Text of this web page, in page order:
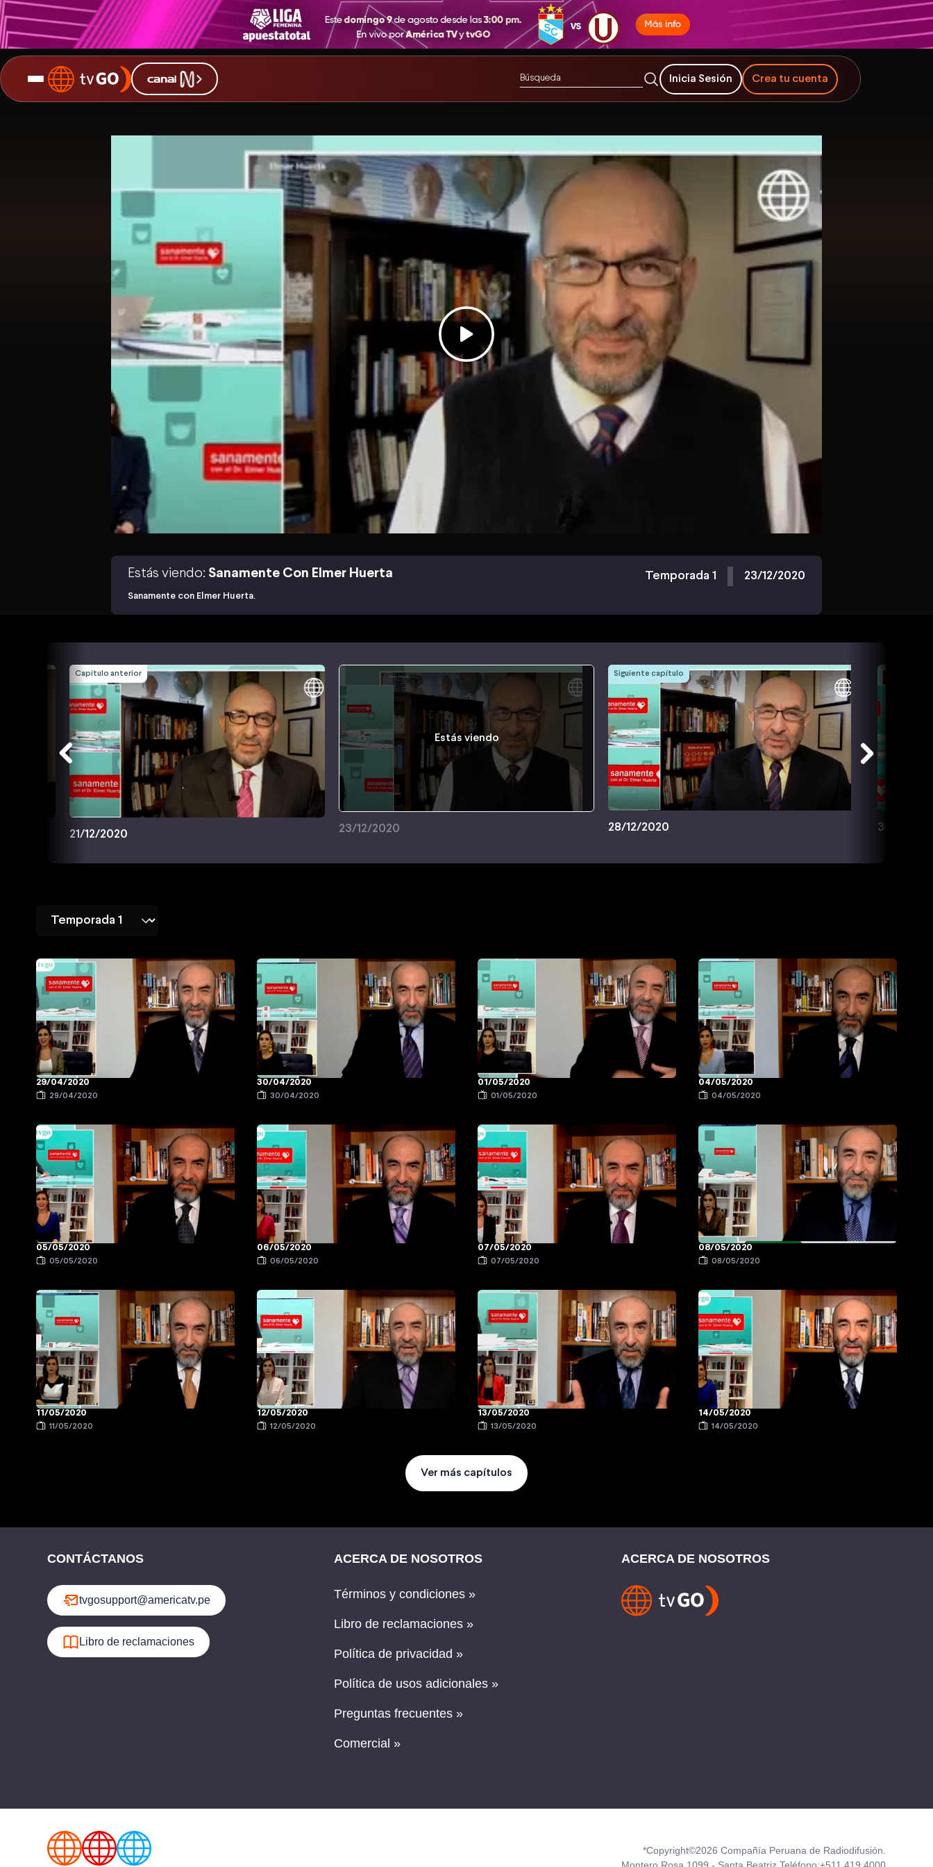
Inicia Sesión Crea tu cuenta
Estás viendo: Sanamente Con Elmer Huerta
Sanamente con Elmer Huerta.
Temporada 1 23/12/2020
Capítulo anterior
21/12/2020
Estás viendo
23/12/2020
Siguiente capítulo
28/12/2020 30/12/
29/04/2020
29/04/2020
30/04/2020
30/04/2020
01/05/2020
01/05/2020
04/05/2020
04/05/2020
05/05/2020
05/05/2020
06/05/2020
06/05/2020
07/05/2020
07/05/2020
08/05/2020
08/05/2020
11/05/2020
11/05/2020
12/05/2020
12/05/2020
13/05/2020
13/05/2020
14/05/2020
14/05/2020
Ver más capítulos
CONTÁCTANOS
tvgosupport@americatv.pe
Libro de reclamaciones
ACERCA DE NOSOTROS
Términos y condiciones »
Libro de reclamaciones »
Política de privacidad »
Política de usos adicionales »
Preguntas frecuentes »
Comercial »
ACERCA DE NOSOTROS
*Copyright©2026 Compañía Peruana de Radiodifusión.